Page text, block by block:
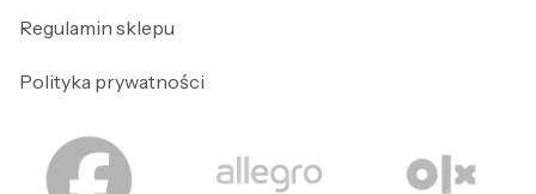
Regulamin sklepu
Polityka prywatności